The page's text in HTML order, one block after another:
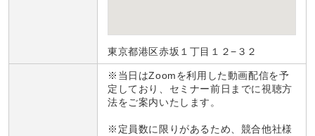
東京都港区赤坂１丁目１２−３２
※当日はZoomを利用した動画配信を予
定しており、セミナー前日までに視聴方
法をご案内いたします。
※定員数に限りがあるため、競合他社様